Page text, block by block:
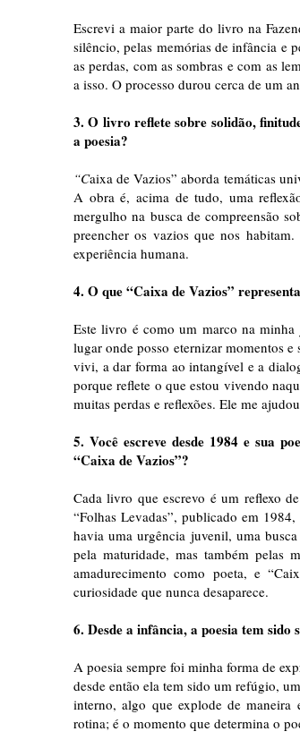
Escrevi a maior parte do livro na
silêncio, pelas memórias de infância e
as perdas, com as sombras e com as
a isso. O processo durou cerca de um
3. O livro reflete sobre solidão,
a poesia?
“Caixa de Vazios” aborda temáticas
A obra é, acima de tudo, uma
mergulho na busca de compreensão
preencher os vazios que nos
experiência humana.
4. O que “Caixa de Vazios”
Este livro é como um marco na minha
lugar onde posso eternizar momentos
vivi, a dar forma ao intangível e a
porque reflete o que estou vivendo
muitas perdas e reflexões. Ele me
5. Você escreve desde 1984 e sua
“Caixa de Vazios”?
Cada livro que escrevo é um reflexo
“Folhas Levadas”, publicado em
havia uma urgência juvenil, uma
pela maturidade, mas também pelas
amadurecimento como poeta, e
curiosidade que nunca desaparece.
6. Desde a infância, a poesia tem
A poesia sempre foi minha forma de
desde então ela tem sido um refúgio,
interno, algo que explode de maneira
rotina; é o momento que determina o